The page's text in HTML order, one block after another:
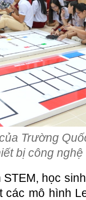
Trường
bị công
học
mô hình